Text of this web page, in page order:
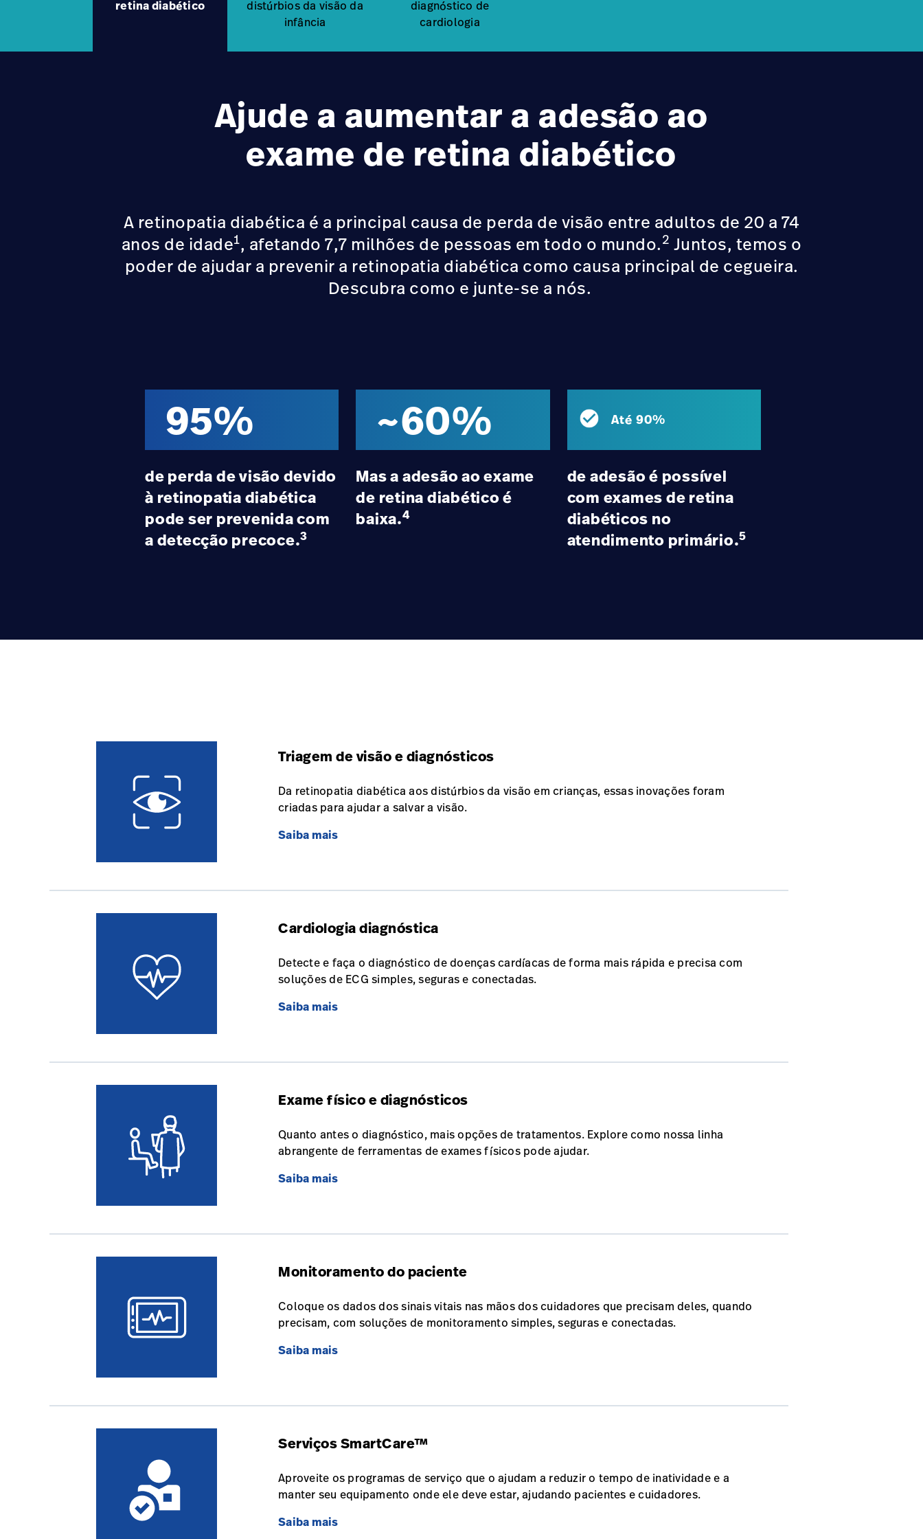
retina diabético
distúrbios da visão da
infância
diagnóstico de
cardiologia
Ajude a aumentar a adesão ao
exame de retina diabético
A retinopatia diabética é a principal causa de perda de visão entre adultos de 20 a 74
anos de idade1, afetando 7,7 milhões de pessoas em todo o mundo.2 Juntos, temos o
poder de ajudar a prevenir a retinopatia diabética como causa principal de cegueira.
Descubra como e junte-se a nós.
95% ~60% Até 90%
de perda de visão devido
à retinopatia diabética
pode ser prevenida com
a detecção precoce.3
Mas a adesão ao exame
de retina diabético é
baixa.4
de adesão é possível
com exames de retina
diabéticos no
atendimento primário.5
Triagem de visão e diagnósticos
Da retinopatia diabética aos distúrbios da visão em crianças, essas inovações foram
criadas para ajudar a salvar a visão.
Saiba mais
Cardiologia diagnóstica
Detecte e faça o diagnóstico de doenças cardíacas de forma mais rápida e precisa com
soluções de ECG simples, seguras e conectadas.
Saiba mais
Exame físico e diagnósticos
Quanto antes o diagnóstico, mais opções de tratamentos. Explore como nossa linha
abrangente de ferramentas de exames físicos pode ajudar.
Saiba mais
Monitoramento do paciente
Coloque os dados dos sinais vitais nas mãos dos cuidadores que precisam deles, quando
precisam, com soluções de monitoramento simples, seguras e conectadas.
Saiba mais
Serviços SmartCare™
Aproveite os programas de serviço que o ajudam a reduzir o tempo de inatividade e a
manter seu equipamento onde ele deve estar, ajudando pacientes e cuidadores.
Saiba mais